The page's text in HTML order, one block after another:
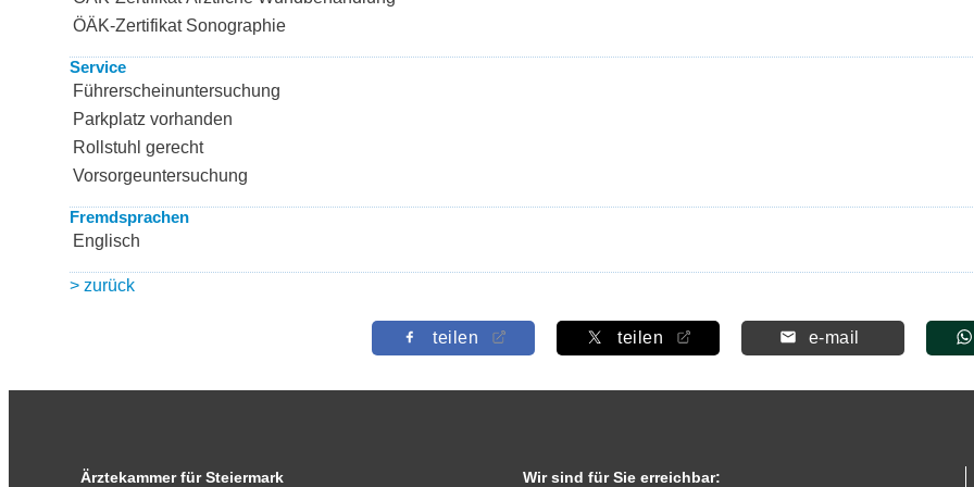
ÖÄK-Zertifikat Sonographie
Service
Führerscheinuntersuchung
Parkplatz vorhanden
Rollstuhl gerecht
Vorsorgeuntersuchung
Fremdsprachen
Englisch
> zurück
teilen teilen e-mail
Ärztekammer für Steiermark Wir sind für Sie erreichbar: